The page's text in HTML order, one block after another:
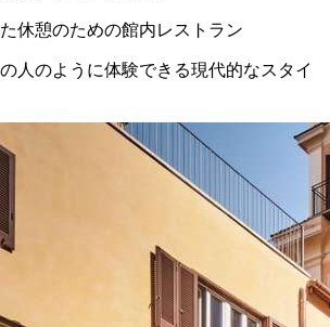
休憩のための館内レストラン
人のように体験できる現代的なスタイ